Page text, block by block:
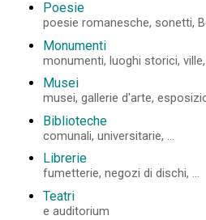
Poesie
poesie romanesche, sonetti,
Monumenti
monumenti, luoghi storici, ville,
Musei
musei, gallerie d'arte,
Biblioteche
comunali, universitarie, ...
Librerie
fumetterie, negozi di dischi, ...
Teatri
e auditorium